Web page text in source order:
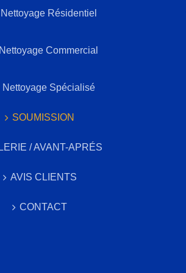
Nettoyage Résidentiel
Commercial
Nettoyage Spécialisé
SOUMISSION
/ AVANT-APRÉS
AVIS CLIENTS
CONTACT